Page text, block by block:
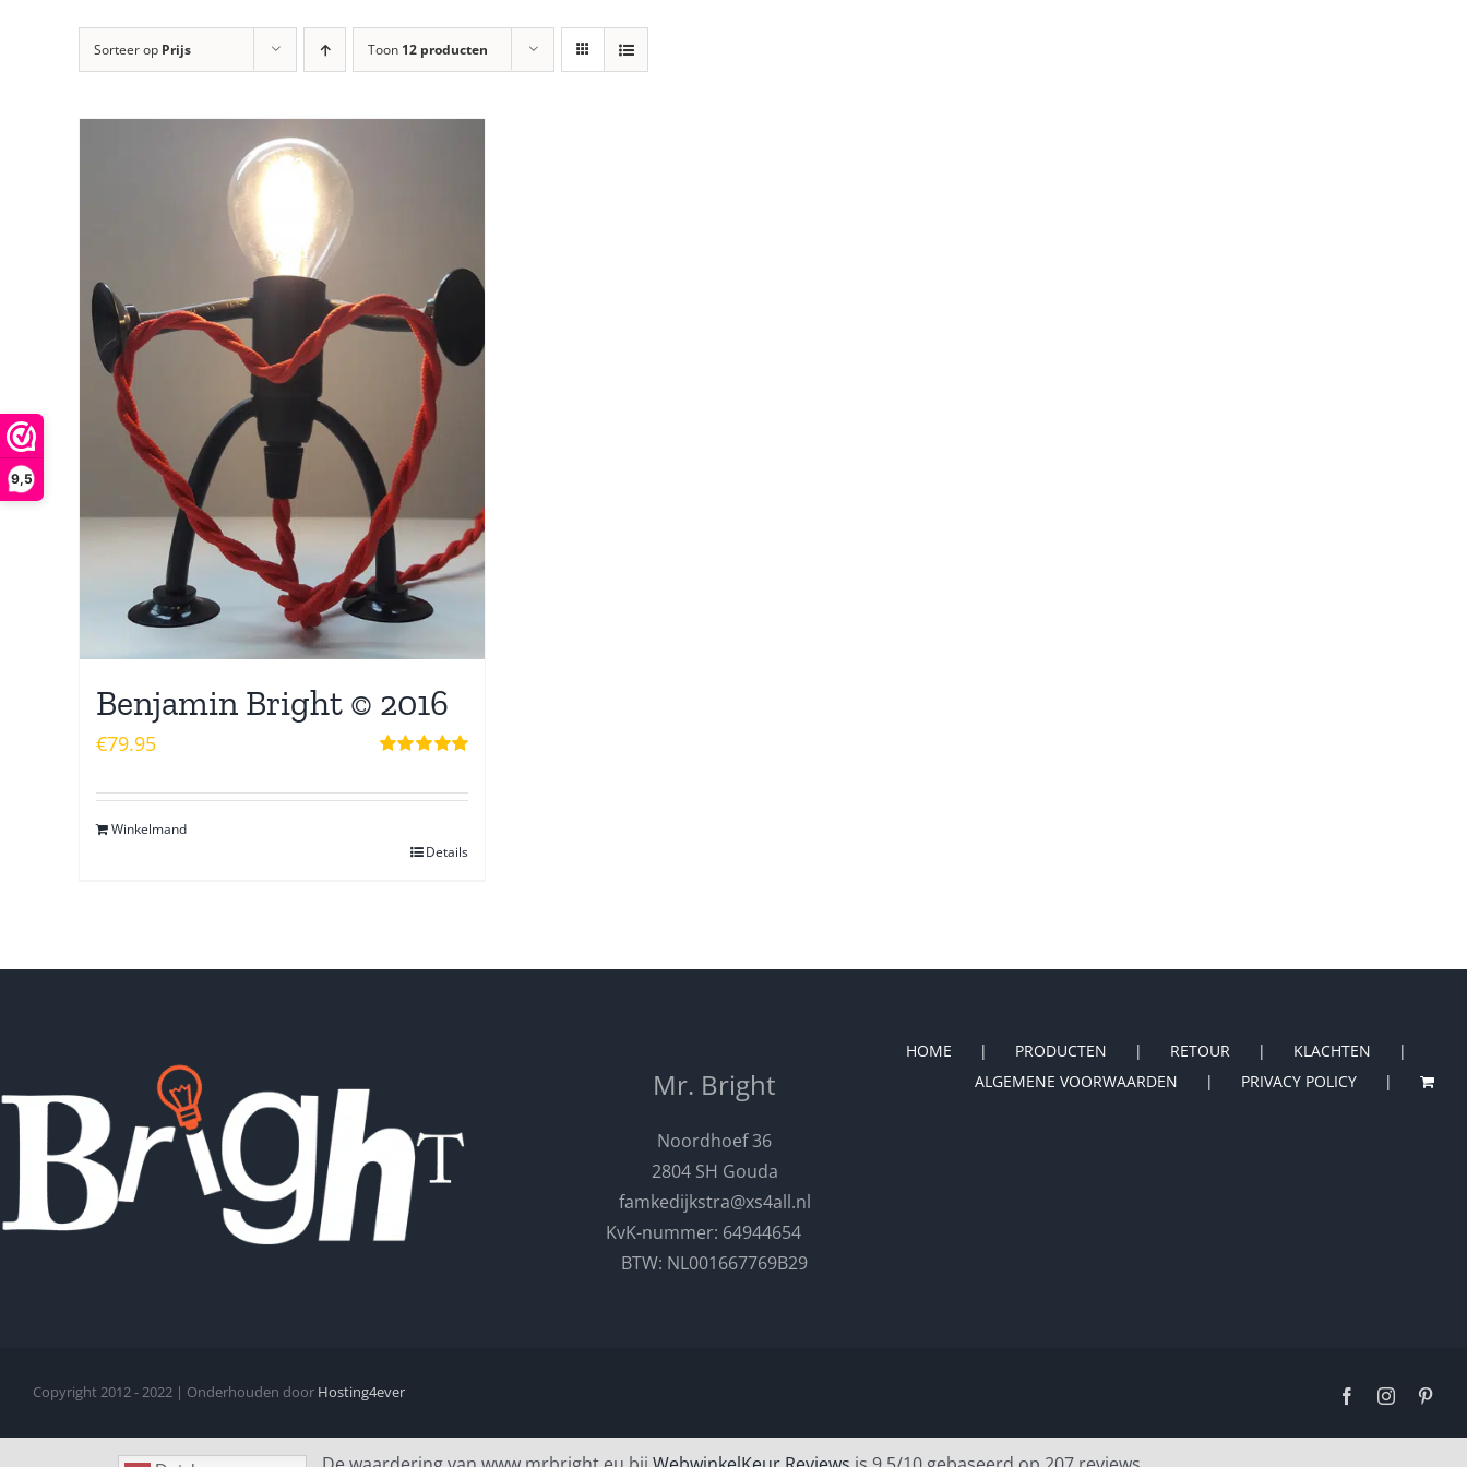
9,5
Sorteer op Prijs Toon 12 producten
Benjamin Bright © 2016
€79.95
Winkelmand
Details
Mr. Bright
Noordhoef 36
2804 SH Gouda
famkedijkstra@xs4all.nl
KvK-nummer: 64944654
BTW: NL001667769B29
HOME PRODUCTEN RETOUR
KLACHTEN
ALGEMENE VOORWAARDEN
PRIVACY POLICY
Copyright 2012 - 2022 | Onderhouden door Hosting4ever FacebookInstagram